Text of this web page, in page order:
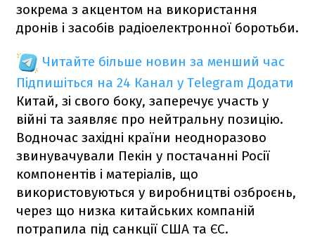
зокрема з акцентом на використання
дронів і засобів радіоелектронної боротьби.
Читайте більше новин за менший час
Підпишіться на 24 Канал у Telegram Додати
Китай, зі свого боку, заперечує участь у
війні та заявляє про нейтральну позицію.
Водночас західні країни неодноразово
звинувачували Пекін у постачанні Росії
компонентів і матеріалів, що
використовуються у виробництві озброєнь,
через що низка китайських компаній
потрапила під санкції США та ЄС.